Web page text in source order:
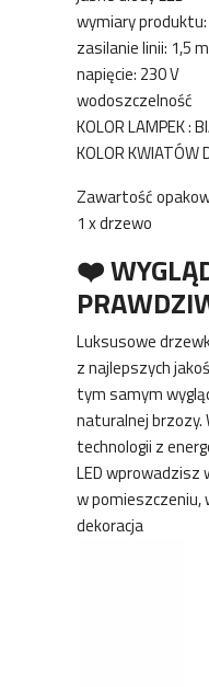
wymiary produktu:
zasilanie linii: 1,5 m
napięcie: 230 V
wodoszczelność
KOLOR LAMPEK :
KOLOR KWIATÓW
Zawartość
1 x drzewo
❤️
Luksusowe
z najlepszych
tym samym
naturalnej
technologii z
LED wprowadzisz
w
dekoracja